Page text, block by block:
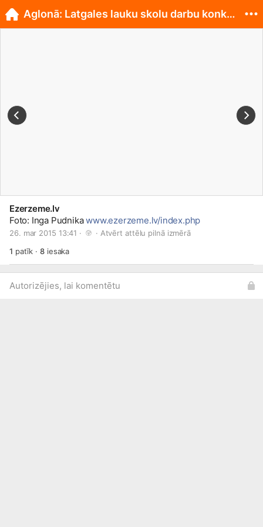
Ezerzeme.lv
Foto: Inga Pudnikawww.ezerzeme.lv/index.php
26. mar 2015 13:41 · · Atvērt attēlu pilnā izmērā
1 patīk ·8iesaka
Autorizējies, lai komentētu
Aglonā: Latgales lauku skolu darbu konkurss